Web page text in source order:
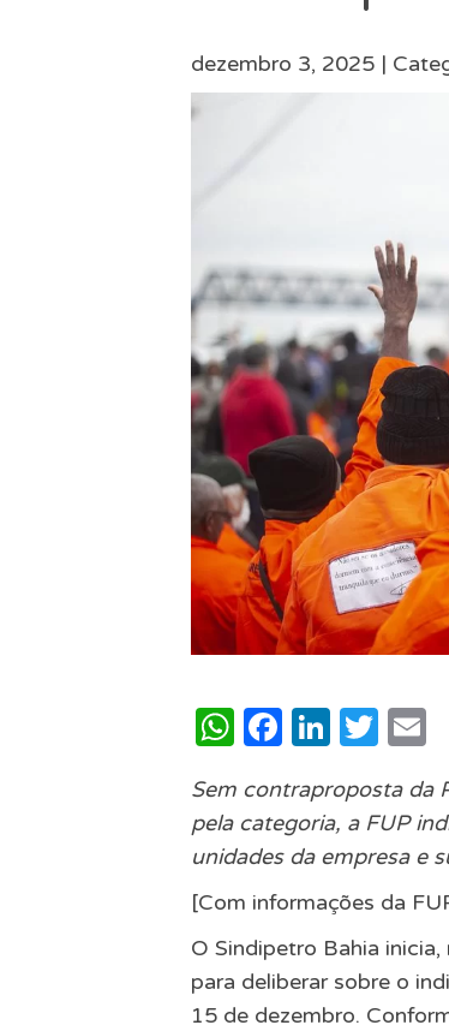
dezembro 3, 2025 |
WhatsApp
Facebook
Sem contraproposta da
pela categoria, a FUP
unidades da empresa e
[Com informações da
O Sindipetro Bahia
para deliberar sobre o
15 de dezembro.